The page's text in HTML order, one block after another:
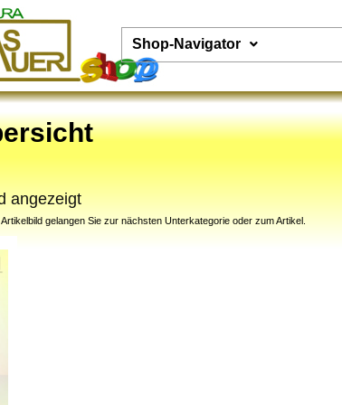
Shop-Navigator
angezeigt
gelangen Sie zur nächsten Unterkategorie oder zum Artikel.